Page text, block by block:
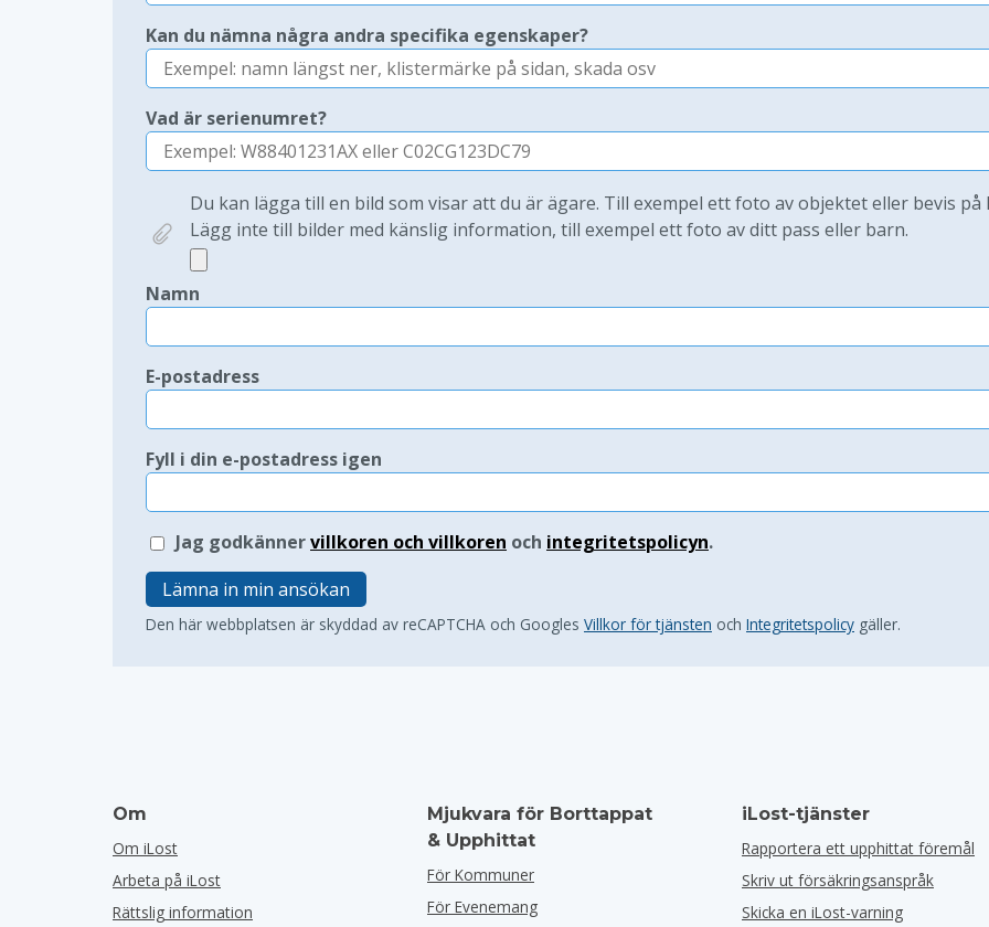
Kan du nämna några andra specifika egenskaper?
Vad är serienumret?
Du kan lägga till en bild som visar att du är ägare. Till exempel ett foto av objektet eller bevis på
Lägg inte till bilder med känslig information, till exempel ett foto av ditt pass eller barn.
Namn
E-postadress
Fyll i din e-postadress igen
Jag godkännervillkoren och villkoren och integritetspolicyn.
Lämna in min ansökan
Den här webbplatsen är skyddad av reCAPTCHA och Googles Villkor för tjänsten och Integritetspolicy gäller.
Om
Om iLost
Arbeta på iLost
Rättslig information
Mjukvara för Borttappat
& Upphittat
För Kommuner
För Evenemang
iLost-tjänster
Rapportera ett upphittat föremål
Skriv ut försäkringsanspråk
Skicka en iLost-varning